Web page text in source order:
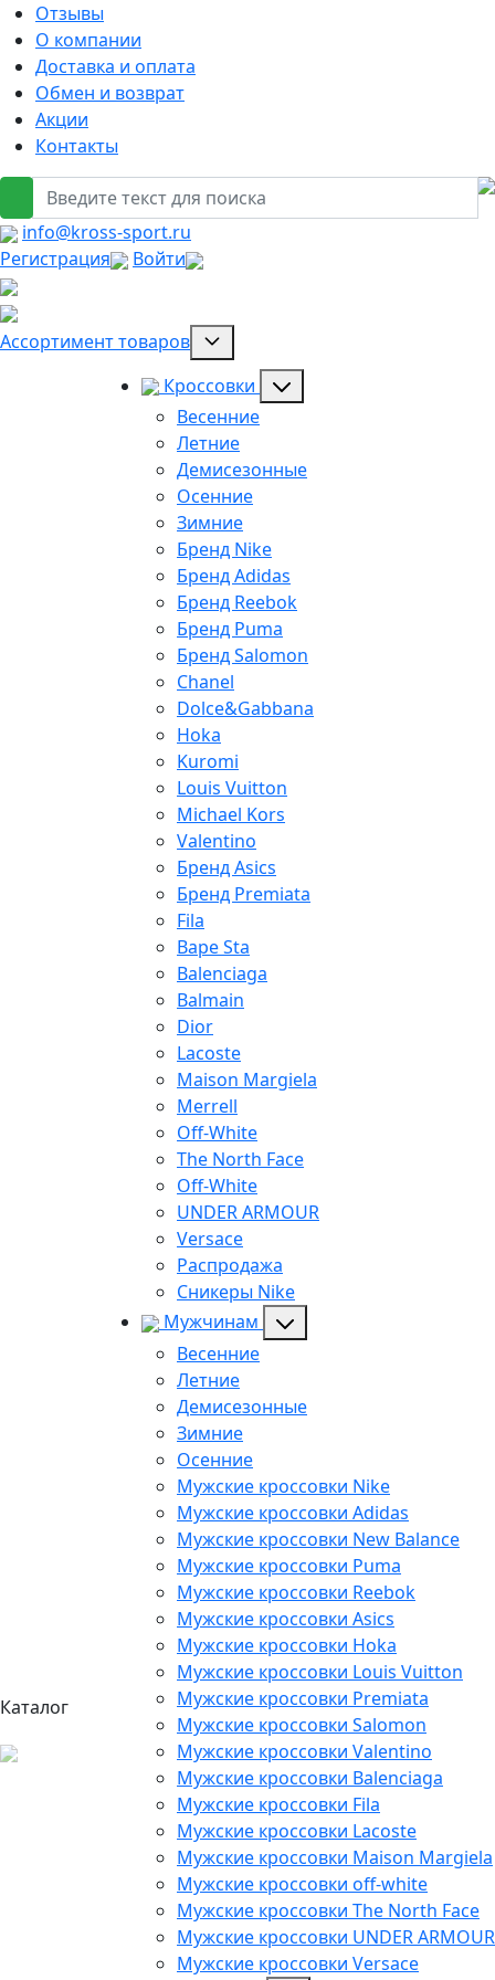
Отзывы
О компании
Доставка и оплата
Обмен и возврат
Акции
Контакты
info@kross-sport.ru
Регистрация
Войти
Ассортимент товаров
Каталог
Кроссовки
Весенние
Летние
Демисезонные
Осенние
Зимние
Бренд Nike
Бренд Adidas
Бренд Reebok
Бренд Puma
Бренд Salomon
Chanel
Dolce&Gabbana
Hoka
Kuromi
Louis Vuitton
Michael Kors
Valentino
Бренд Asics
Бренд Premiata
Fila
Bape Sta
Balenciaga
Balmain
Dior
Lacoste
Maison Margiela
Merrell
Off-White
The North Face
Off-White
UNDER ARMOUR
Versace
Распродажа
Сникеры Nike
Мужчинам
Весенние
Летние
Демисезонные
Зимние
Осенние
Мужские кроссовки Nike
Мужские кроссовки Adidas
Мужские кроссовки New Balance
Мужские кроссовки Puma
Мужские кроссовки Reebok
Мужские кроссовки Asics
Мужские кроссовки Hoka
Мужские кроссовки Louis Vuitton
Мужские кроссовки Premiata
Мужские кроссовки Salomon
Мужские кроссовки Valentino
Мужские кроссовки Balenciaga
Мужские кроссовки Fila
Мужские кроссовки Lacoste
Мужские кроссовки Maison Margiela
Мужские кроссовки off-white
Мужские кроссовки The North Face
Мужские кроссовки UNDER ARMOUR
Мужские кроссовки Versace